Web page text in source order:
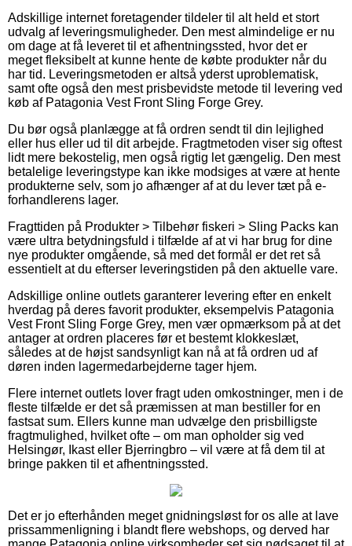
Adskillige internet foretagender tildeler til alt held et stort
udvalg af leveringsmuligheder. Den mest almindelige er nu
om dage at få leveret til et afhentningssted, hvor det er
meget fleksibelt at kunne hente de købte produkter når du
har tid. Leveringsmetoden er altså yderst uproblematisk,
samt ofte også den mest prisbevidste metode til levering ved
køb af Patagonia Vest Front Sling Forge Grey.
Du bør også planlægge at få ordren sendt til din lejlighed
eller hus eller ud til dit arbejde. Fragtmetoden viser sig oftest
lidt mere bekostelig, men også rigtig let gængelig. Den mest
betalelige leveringstype kan ikke modsiges at være at hente
produkterne selv, som jo afhænger af at du lever tæt på e-
forhandlerens lager.
Fragttiden på Produkter > Tilbehør fiskeri > Sling Packs kan
være ultra betydningsfuld i tilfælde af at vi har brug for dine
nye produkter omgående, så med det formål er det ret så
essentielt at du efterser leveringstiden på den aktuelle vare.
Adskillige online outlets garanterer levering efter en enkelt
hverdag på deres favorit produkter, eksempelvis Patagonia
Vest Front Sling Forge Grey, men vær opmærksom på at det
antager at ordren placeres før et bestemt klokkeslæt,
således at de højst sandsynligt kan nå at få ordren ud af
døren inden lagermedarbejderne tager hjem.
Flere internet outlets lover fragt uden omkostninger, men i de
fleste tilfælde er det så præmissen at man bestiller for en
fastsat sum. Ellers kunne man udvælge den prisbilligste
fragtmulighed, hvilket ofte – om man opholder sig ved
Helsingør, Ikast eller Bjerringbro – vil være at få dem til at
bringe pakken til et afhentningssted.
Det er jo efterhånden meget gnidningsløst for os alle at lave
prissammenligning i blandt flere webshops, og derved har